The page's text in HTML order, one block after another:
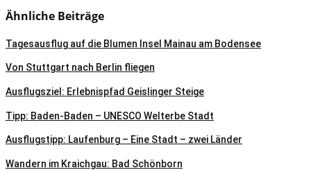
Ähnliche Beiträge
Tagesausflug auf die Blumen Insel Mainau am Bodensee
Von Stuttgart nach Berlin fliegen
Ausflugsziel: Erlebnispfad Geislinger Steige
Tipp: Baden-Baden – UNESCO Welterbe Stadt
Ausflugstipp: Laufenburg – Eine Stadt – zwei Länder
Wandern im Kraichgau: Bad Schönborn